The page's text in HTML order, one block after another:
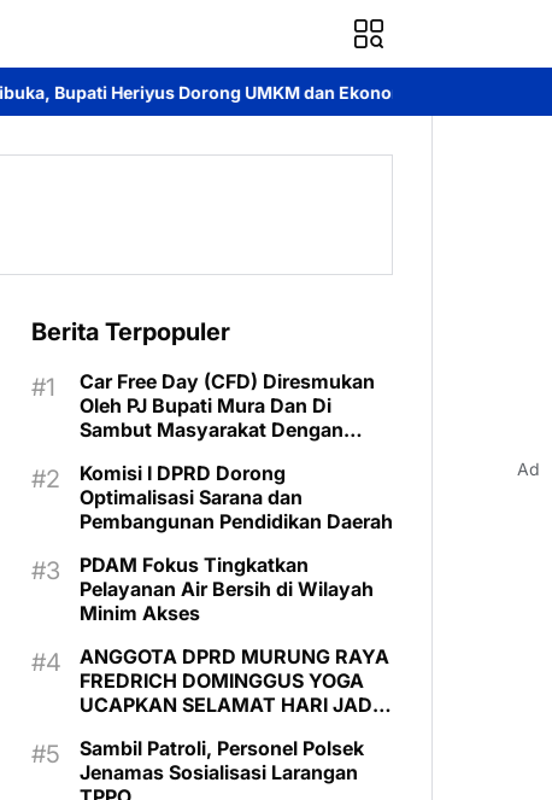
UMKM dan Ekonomi Lokal Jayadie Y. Dadi Ajak Pemuda
Berita Terpopuler
Car Free Day (CFD) Diresmukan
Oleh PJ Bupati Mura Dan Di
Sambut Masyarakat Dengan
Komisi I DPRD Dorong
Optimalisasi Sarana dan
Pembangunan Pendidikan Daerah
PDAM Fokus Tingkatkan
Pelayanan Air Bersih di Wilayah
Minim Akses
ANGGOTA DPRD MURUNG RAYA
FREDRICH DOMINGGUS YOGA
UCAPKAN SELAMAT HARI JADI
RAYA
Sambil Patroli, Personel Polsek
Jenamas Sosialisasi Larangan
Ad